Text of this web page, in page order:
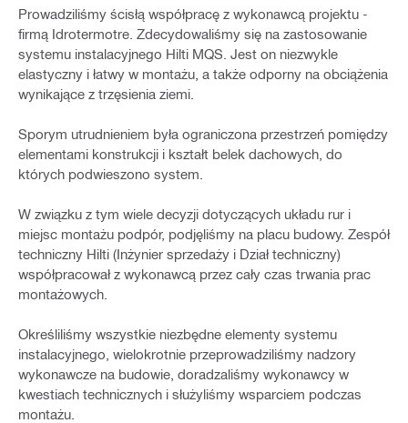
Prowadziliśmy ścisłą współpracę z wykonawcą projektu -
firmą Idrotermotre. Zdecydowaliśmy się na zastosowanie
systemu instalacyjnego Hilti MQS. Jest on niezwykle
elastyczny i łatwy w montażu, a także odporny na obciążenia
wynikające z trzęsienia ziemi.
Sporym utrudnieniem była ograniczona przestrzeń pomiędzy
elementami konstrukcji i kształt belek dachowych, do
których podwieszono system.
W związku z tym wiele decyzji dotyczących układu rur i
miejsc montażu podpór, podjęliśmy na placu budowy. Zespół
techniczny Hilti (Inżynier sprzedaży i Dział techniczny)
współpracował z wykonawcą przez cały czas trwania prac
montażowych.
Określiliśmy wszystkie niezbędne elementy systemu
instalacyjnego, wielokrotnie przeprowadziliśmy nadzory
wykonawcze na budowie, doradzaliśmy wykonawcy w
kwestiach technicznych i służyliśmy wsparciem podczas
montażu.